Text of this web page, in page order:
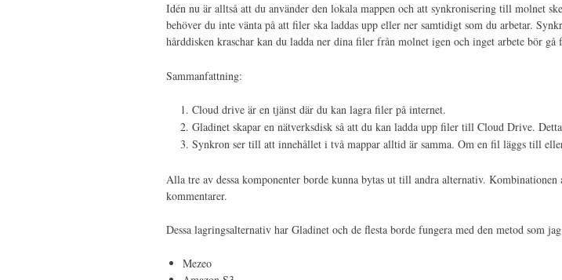
Idén nu är alltså att du använder den lokala mappen och att synkronisering till molnet
behöver du inte vänta på att filer ska laddas upp eller ner samtidigt som du arbetar.
hårddisken kraschar kan du ladda ner dina filer från molnet igen och inget arbete bör gå
Sammanfattning:
Cloud drive är en tjänst där du kan lagra filer på internet.
Gladinet skapar en nätverksdisk så att du kan ladda upp filer till Cloud Drive.
Synkron ser till att innehållet i två mappar alltid är samma. Om en fil läggs till
Alla tre av dessa komponenter borde kunna bytas ut till andra alternativ.
kommentarer.
Dessa lagringsalternativ har Gladinet och de flesta borde fungera med den metod som
Mezeo